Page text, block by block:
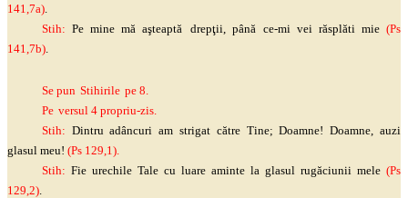
141,7a)
Stih: Pe mine măaşteaptă drepţii , până ce-mi vei răsplăti mie (Ps
141,7b)
Se pun Stihirile pe8.
Pe versul 4 propriu-zis.
Stih: Dintru adâncuri am strigat către Tine; Doamne! Doamne, auzi
glasul meu! (Ps 129,1).
Stih: Fie urechile Tale cu luare aminte la glasul rugăciunii mele (Ps
129,2)